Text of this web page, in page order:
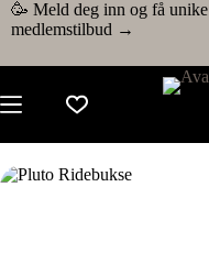
🥳 Meld deg inn og få unike
medlemstilbud →